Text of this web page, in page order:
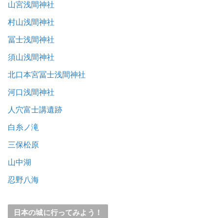
山宮浅間神社
村山浅間神社
冨士浅間神社
須山浅間神社
北口本宮冨士浅間神社
河口浅間神社
人穴富士講遺跡
白糸ノ滝
三保松原
山中湖
忍野八海
日本の城に行ってみよう！